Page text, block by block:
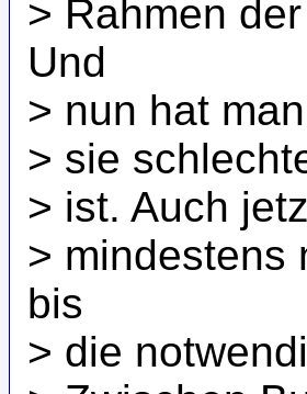
> Rahmen
Und
> nun hat
> sie
> ist. Auch
> mindestens
bis
> die